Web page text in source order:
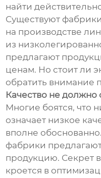
найти
Существуют
на производстве
из
предлагают
ценам. Но стоит ли
обратить внимание
Качество не должно
Многие боятся, что
означает низкое
вполне
фабрики
продукцию. Секрет
кроется в